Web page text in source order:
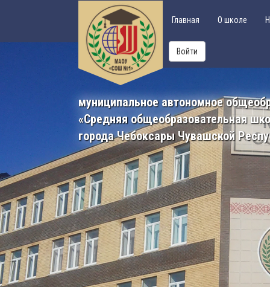
Главная О школе
Войти
муниципальное автономное
«Средняя общеобразовательная
города Чебоксары Чувашской